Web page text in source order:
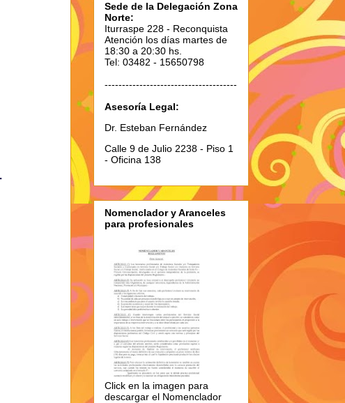
Sede de la Delegación Zona
Norte:
Iturraspe 228 - Reconquista
Atención los días martes de
18:30 a 20:30 hs.
Tel: 03482 - 15650798
--------------------------------------
Asesoría Legal:
Dr. Esteban Fernández
Calle 9 de Julio 2238 - Piso 1
- Oficina 138
Nomenclador y Aranceles
para profesionales
Click en la imagen para
descargar el Nomenclador